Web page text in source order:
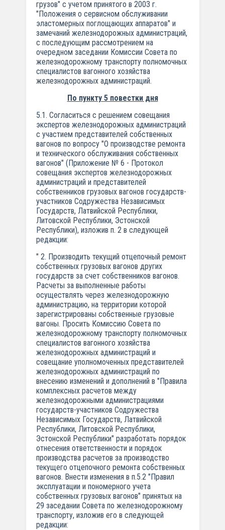
грузов" с учетом принятого в 2003 г.
"Положения о сервисном обслуживании
эластомерных поглощающих аппаратов" и
замечаний железнодорожных администраций,
с последующим рассмотрением на
очередном заседании Комиссии Совета по
железнодорожному транспорту полномочных
специалистов вагонного хозяйства
железнодорожных администраций.
По пункту 5 повестки дня
5.1. Согласиться с решением совещания
экспертов железнодорожных администраций
с участием представителей собственных
вагонов по вопросу "О производстве ремонта
и технического обслуживания собственных
вагонов" (Приложение № 6 - Протокол
совещания экспертов железнодорожных
администраций и представителей
собственников грузовых вагонов государств-
участников Содружества Независимых
Государств, Латвийской Республики,
Литовской Республики, Эстонской
Республики), изложив п. 2 в следующей
редакции:
" 2. Производить текущий отцепочный ремонт
собственных грузовых вагонов других
государств за счет собственников вагонов.
Расчеты за выполненные работы
осуществлять через железнодорожную
администрацию, на территории которой
зарегистрированы собственные грузовые
вагоны. Просить Комиссию Совета по
железнодорожному транспорту полномочных
специалистов вагонного хозяйства
железнодорожных администраций и
совещание уполномоченных представителей
железнодорожных администраций по
внесению изменений и дополнений в "Правила
комплексных расчетов между
железнодорожными администрациями
государств-участников Содружества
Независимых Государств, Латвийской
Республики, Литовской Республики,
Эстонской Республики" разработать порядок
отнесения ответственности и порядок
производства расчетов за производство
текущего отцепочного ремонта собственных
вагонов. Внести изменения в п.5.2 "Правил
эксплуатации и пономерного учета
собственных грузовых вагонов" принятых на
29 заседании Совета по железнодорожному
транспорту, изложив его в следующей
редакции: